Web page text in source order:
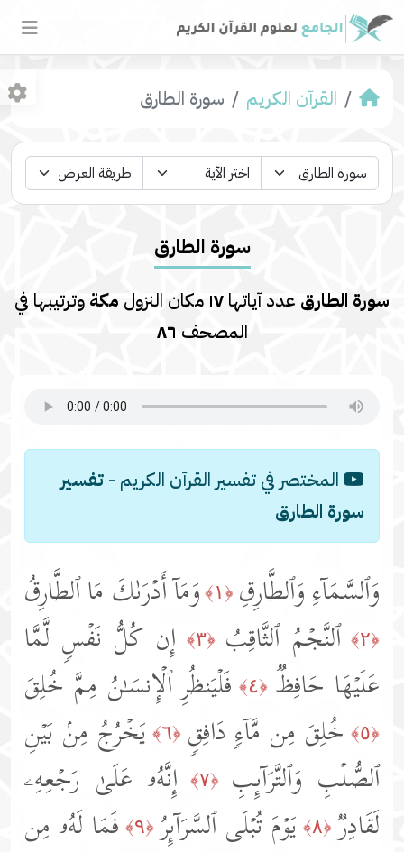
القرآن الكريم سورة الطارق
سورة الطارق
سورة الطارق عدد آياتها ١٧ مكان النزول مكة وترتيبها في
المصحف ٨٦
المختصر في تفسير القرآن الكريم - تفسير
سورة الطارق
وَٱلسَّمَاۤءِ وَٱلطَّارِقِ ﴿١﴾ وَمَاۤ أَدۡرَىٰكَ مَا ٱلطَّارِقُ
﴿٢﴾ ٱلنَّجۡمُ ٱلثَّاقِبُ ﴿٣﴾
إِن كُلُّ نَفۡسࣲ لَّمَّا
عَلَیۡهَا حَافِظࣱ ﴿٤﴾ فَلۡیَنظُرِ ٱلۡإِنسَـٰنُ مِمَّ خُلِقَ
﴿٥﴾ خُلِقَ مِن مَّاۤءࣲ دَافِقࣲ ﴿٦﴾
یَخۡرُجُ مِنۢ بَیۡنِ
ٱلصُّلۡبِ وَٱلتَّرَاۤىِٕبِ ﴿٧﴾
إِنَّهُۥ عَلَىٰ رَجۡعِهِۦ
لَقَادِرࣱ ﴿٨﴾ یَوۡمَ تُبۡلَى ٱلسَّرَاۤىِٕرُ ﴿٩﴾
فَمَا لَهُۥ مِن